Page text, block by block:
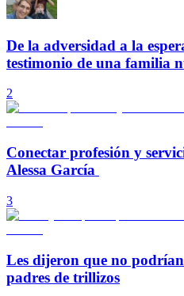
De la adversidad a la
testimonio de una familia
2
Conectar profesión y
Alessa García
3
Les dijeron que no
padres de trillizos